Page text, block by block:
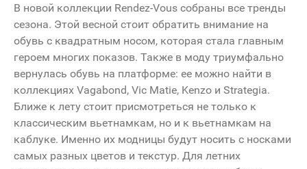
В новой коллекции Rendez-Vous собраны все тренды
сезона. Этой весной стоит обратить внимание на
обувь с квадратным носом, которая стала главным
героем многих показов. Также в моду триумфально
вернулась обувь на платформе: ее можно найти в
коллекциях Vagabond, Vic Matie, Kenzo и Strategia.
Ближе к лету стоит присмотреться не только к
классическим вьетнамкам, но и к вьетнамкам на
каблуке. Именно их модницы будут носить с носками
самых разных цветов и текстур. Для летних